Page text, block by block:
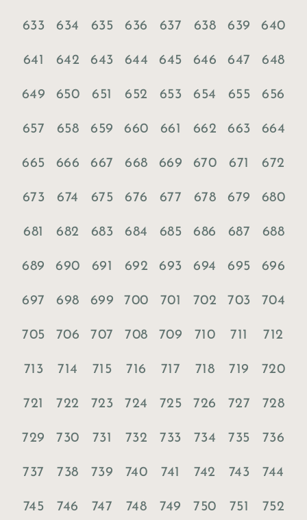
633 634 635 636 637 638 639 640
641 642 643 644 645 646 647 648
649 650 651 652 653 654 655 656
657 658 659 660 661 662 663 664
665 666 667 668 669 670 671 672
673 674 675 676 677 678 679 680
681 682 683 684 685 686 687 688
689 690 691 692 693 694 695 696
697 698 699 700 701 702 703 704
705 706 707 708 709 710 711 712
713 714 715 716 717 718 719 720
721 722 723 724 725 726 727 728
729 730 731 732 733 734 735 736
737 738 739 740 741 742 743 744
745 746 747 748 749 750 751 752